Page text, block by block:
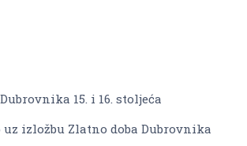
15. i 16. stoljeća
izložbu Zlatno doba Dubrovnika